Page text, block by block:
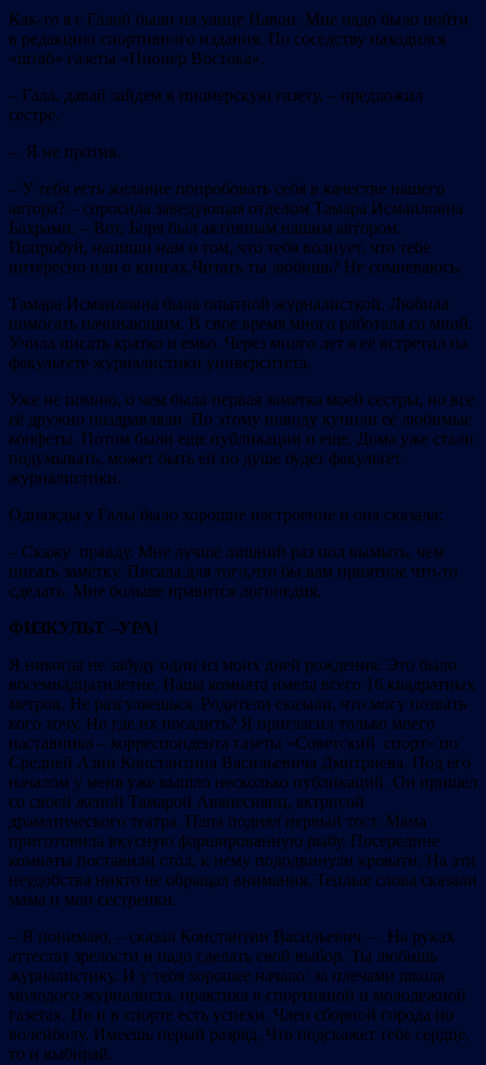
Как-то я с Галой были на улице Навои. Мне надо было пойти
в редакцию спортивного издания. По соседству находился
«штаб» газеты «Пионер Востока».
– Гала, давай зайдем в пионерскую газету, – предложил
сестре.
– Я не против.
– У тебя есть желание попробовать себя в качестве нашего
автора? – спросила заведующая отделом Тамара Исмаиловна
Бахрами. – Вот, Боря был активным нашим автором.
Попробуй, напиши нам о том, что тебя волнует, что тебе
интересно или о книгах.Читать ты любишь? Не сомневаюсь.
Тамара Исмаиловна была опытной журналисткой. Любила
помогать начинающим. В свое время много работала со мной.
Учила писать кратко и емко. Через много лет я её встретил на
факультете журналистики университета.
Уже не помню, о чем была первая заметка моей сестры, но все
её дружно поздравляли. По этому поводу купили её любимые
конфеты. Потом были еще публикации и еще. Дома уже стали
подумывать, может быть ей по душе будет факультет
журналистики.
Однажды у Галы было хорошие настроение и она сказала:
– Скажу правду. Мне лучше лишний раз пол вымыть, чем
писать заметку. Писала для того,что бы вам приятное что-то
сделать. Мне больше нравится логопедия.
ФИЗКУЛЬТ –УРА!
Я никогда не забуду один из моих дней рождения. Это было
восемнадцатилетие. Наша комната имела всего 16 квадратных
метров. Не разгуляешься. Родители сказали, что могу позвать
кого хочу. Но где их посадить? Я пригласил только моего
наставника – корреспондента газеты «Советский спорт» по
Средней Азии Константина Васильевича Дмитриева. Под его
началом у меня уже вышло несколько публикаций. Он пришел
со своей женой Тамарой Аванесиянц, актрисой
драматического театра. Папа поднял первый тост. Мама
приготовила вкусную фаршированную рыбу. Посередине
комнаты поставили стол, к нему пододвинули кровати. На эти
неудобства никто не обращал внимания. Теплые слова сказали
мама и мои сестренки.
– Я понимаю, – сказал Константин Васильевич. – На руках
аттестат зрелости и надо сделать свой выбор. Ты любишь
журналистику. И у тебя хорошее начало: за плечами школа
молодого журналиста, практика в спортивной и молодежной
газетах. Но и в спорте есть успехи. Член сборной города по
волейболу. Имеешь перый разряд. Что подскажет тебе сердце,
то и выбирай.